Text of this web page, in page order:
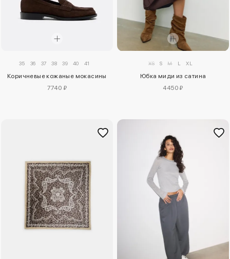
35 36 37 38 39 40 41
Коричневые кожаные мокасины
7740 ₽
XS S M L XL
Юбка миди из сатина
4450 ₽